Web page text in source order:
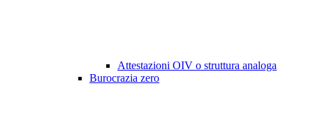
Attestazioni OIV o struttura analoga
Burocrazia zero